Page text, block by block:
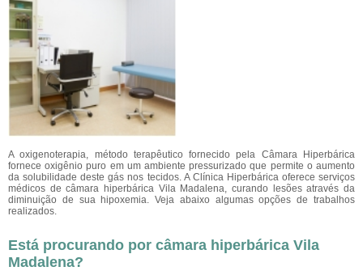
A oxigenoterapia, método terapêutico fornecido pela Câmara Hiperbárica
fornece oxigênio puro em um ambiente pressurizado que permite o aumento
da solubilidade deste gás nos tecidos. A Clínica Hiperbárica oferece serviços
médicos de câmara hiperbárica Vila Madalena, curando lesões através da
diminuição de sua hipoxemia. Veja abaixo algumas opções de trabalhos
realizados.
Está procurando por câmara hiperbárica Vila
Madalena?